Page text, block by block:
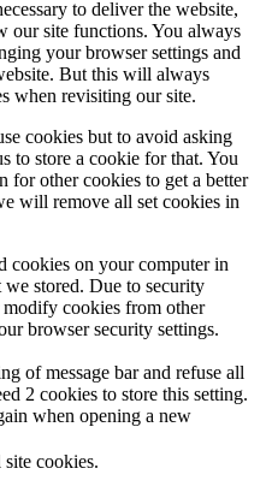
to deliver the website,
our site functions. You always
your browser settings and
But this will always
when revisiting our site.
cookies but to avoid asking
to store a cookie for that. You
for other cookies to get a better
will remove all set cookies in
cookies on your computer in
stored. Due to security
modify cookies from other
browser security settings.
of message bar and refuse all
2 cookies to store this setting.
when opening a new
cookies.